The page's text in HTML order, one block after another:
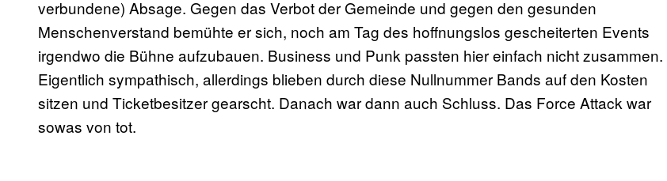
verbundene) Absage. Gegen das Verbot der Gemeinde und gegen den gesunden
Menschenverstand bemühte er sich, noch am Tag des hoffnungslos gescheiterten Events
irgendwo die Bühne aufzubauen. Business und Punk passten hier einfach nicht zusammen.
Eigentlich sympathisch, allerdings blieben durch diese Nullnummer Bands auf den Kosten
sitzen und Ticketbesitzer gearscht. Danach war dann auch Schluss. Das Force Attack war
sowas von tot.